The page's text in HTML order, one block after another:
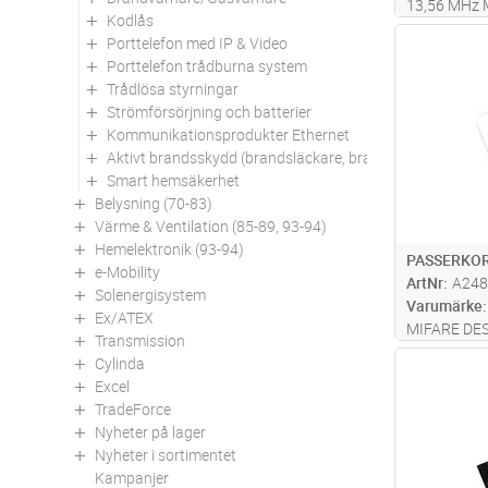
Kodlås
Porttelefon med IP & Video
Porttelefon trådburna system
Trådlösa styrningar
Strömförsörjning och batterier
Kommunikationsprodukter Ethernet
Aktivt brandsskydd (brandsläckare, brandfiltar mm)
Smart hemsäkerhet
Belysning (70-83)
Värme & Ventilation (85-89, 93-94)
Hemelektronik (93-94)
e-Mobility
Solenergisystem
Ex/ATEX
Transmission
Cylinda
Excel
TradeForce
Nyheter på lager
Nyheter i sortimentet
Kampanjer
13,56 MHz
kHz 40 bit
ArtNr
Varumärke
MIFARE